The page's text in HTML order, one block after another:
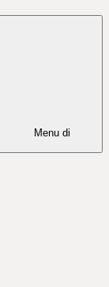
Menu di